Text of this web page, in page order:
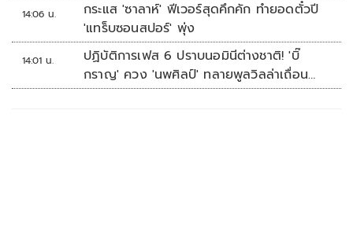
14:06 น.
กระแส 'ซาลาห์' ฟีเวอร์สุดคึกคัก ทำยอดตั๋วปี
'แทร็บซอนสปอร์' พุ่ง
14:01 น.
ปฏิบัติการเฟส 6 ปราบนอมินีต่างชาติ! 'บิ๊
กราญ' ควง 'นพศิลป์' ทลายพูลวิลล่าเถื่อน
หัวหิน